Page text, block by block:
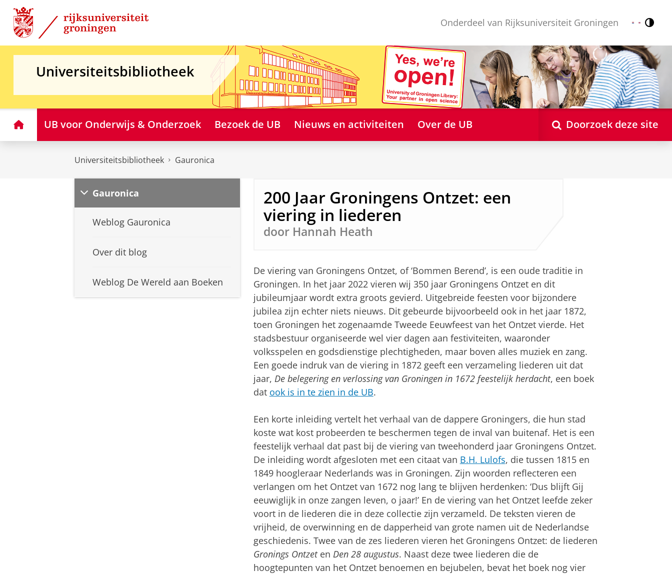
Skip
Content
Skip
Navigation
Onderdeel van Rijksuniversiteit Groningen Nederlands
English
Universiteitsbibliotheek
HomeUB voor Onderwijs & Onderzoek Bezoek de UB Nieuws en activiteiten Over de UB Doorzoek deze site
Universiteitsbibliotheek Gauronica
Gauronica
Weblog Gauronica
Over dit blog
Weblog De Wereld aan Boeken
200 Jaar Groningens Ontzet: een
viering in liederen
door Hannah Heath
De viering van Groningens Ontzet, of ‘Bommen Berend’, is een oude traditie in
Groningen. In het jaar 2022 vieren wij 350 jaar Groningens Ontzet en dit
jubileumjaar wordt extra groots gevierd. Uitgebreide feesten voor bijzondere
jubilea zijn echter niets nieuws. Dit gebeurde bijvoorbeeld ook in het jaar 1872,
toen Groningen het zogenaamde Tweede Eeuwfeest van het Ontzet vierde. Het
stadsbestuur organiseerde wel vier dagen aan festiviteiten, waaronder
volksspelen en godsdienstige plechtigheden, maar boven alles muziek en zang.
Een goede indruk van de viering in 1872 geeft een verzameling liederen uit dat
jaar, De belegering en verlossing van Groningen in 1672 feestelijk herdacht, een boek
dat ook is in te zien in de UB.
Een korte inleiding vertelt het verhaal van de dappere Groningers, die hun stad
koste wat kost probeerden te beschermen tegen de inval van buitenaf. Het is een
feestelijk verhaal dat past bij de viering van tweehonderd jaar Groningens Ontzet.
De inleiding wordt afgesloten met een citaat van B.H. Lulofs, die tussen 1815 en
1849 hoogleraar Nederlands was in Groningen. Zijn woorden reflecteren een
verlangen om het Ontzet van 1672 nog lang te blijven herdenken: ‘Dus blijft Gij
eeuwiglijk in onze zangen leven, o jaar!’ En de viering van het Ontzet leefde zeker
voort in de liederen die in deze collectie zijn verzameld. De teksten vieren de
vrijheid, de overwinning en de dapperheid van grote namen uit de Nederlandse
geschiedenis. Twee van de zes liederen vieren het Groningens Ontzet: de liederen
Gronings Ontzeten Den 28 augustus. Naast deze twee liederen die de
hoogtepunten van het Ontzet benoemen en bejubelen, bevat het boek nog vier